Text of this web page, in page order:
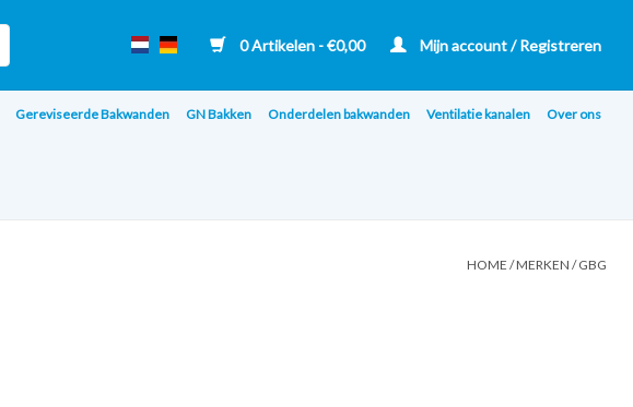
0 Artikelen - €0,00 Mijn account / Registreren
Gereviseerde Bakwanden GN Bakken Onderdelen bakwanden Ventilatie kanalen Over ons
HOME /MERKEN /GBG